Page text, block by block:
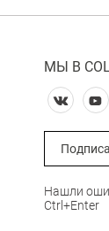
МЫ В
Нашли
Ctrl+Enter